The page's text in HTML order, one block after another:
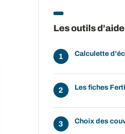
Les outils
Calculette
Les fiches
Choix des